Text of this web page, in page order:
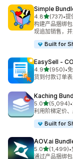
Simple
4.8星（满分 5
(737)
总共 737 条评论
•提
构建产品捆绑
现追加销售，
Built for
EasySell ‑
4.9星（满分 5
(950)
总共 950 条评
•
货到付款订单
Kaching
5.0星（满分 5
(5,094)
总共 5094 条 •
利用阶梯定价
Built for
AOV.ai
5.0星（满分 5
(1,499)
总共 1499 条 •
通过产品捆绑